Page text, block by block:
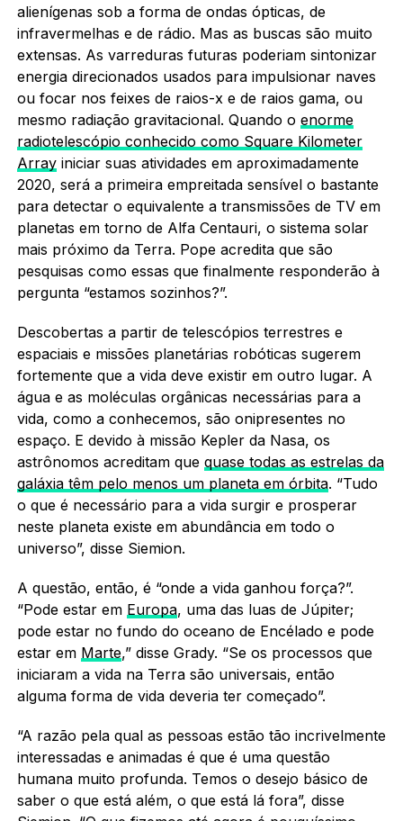
alienígenas sob a forma de ondas ópticas, de
infravermelhas e de rádio. Mas as buscas são muito
extensas. As varreduras futuras poderiam sintonizar
energia direcionados usados para impulsionar naves
ou focar nos feixes de raios-x e de raios gama, ou
mesmo radiação gravitacional. Quando o enorme
radiotelescópio conhecido como Square Kilometer
Arrayiniciar suas atividades em aproximadamente
2020, será a primeira empreitada sensível o bastante
para detectar o equivalente a transmissões de TV em
planetas em torno de Alfa Centauri, o sistema solar
mais próximo da Terra. Pope acredita que são
pesquisas como essas que finalmente responderão à
pergunta “estamos sozinhos?”.
Descobertas a partir de telescópios terrestres e
espaciais e missões planetárias robóticas sugerem
fortemente que a vida deve existir em outro lugar. A
água e as moléculas orgânicas necessárias para a
vida, como a conhecemos, são onipresentes no
espaço. E devido à missão Kepler da Nasa, os
astrônomos acreditam que quase todas as estrelas da
galáxia têm pelo menos um planeta em órbita. “Tudo
o que é necessário para a vida surgir e prosperar
neste planeta existe em abundância em todo o
universo”, disse Siemion.
A questão, então, é “onde a vida ganhou força?”.
“Pode estar em Europa, uma das luas de Júpiter;
pode estar no fundo do oceano de Encélado e pode
estar em Marte,” disse Grady. “Se os processos que
iniciaram a vida na Terra são universais, então
alguma forma de vida deveria ter começado”.
“A razão pela qual as pessoas estão tão incrivelmente
interessadas e animadas é que é uma questão
humana muito profunda. Temos o desejo básico de
saber o que está além, o que está lá fora”, disse